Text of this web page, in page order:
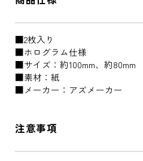
■2枚入り
■ホログラム仕様
■サイズ：約100mm、約80mm
■素材：紙
■メーカー：アズメーカー
注意事項